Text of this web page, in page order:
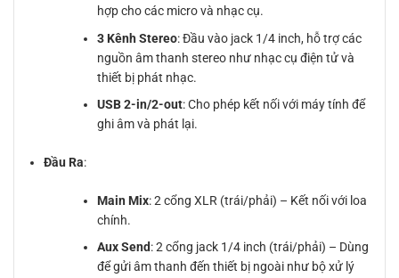
hợp cho các micro và nhạc cụ.
3 Kênh Stereo: Đầu vào jack 1/4 inch, hỗ trợ các
nguồn âm thanh stereo như nhạc cụ điện tử và
thiết bị phát nhạc.
USB 2-in/2-out: Cho phép kết nối với máy tính để
ghi âm và phát lại.
Đầu Ra:
Main Mix: 2 cổng XLR (trái/phải) – Kết nối với loa
chính.
Aux Send: 2 cổng jack 1/4 inch (trái/phải) – Dùng
để gửi âm thanh đến thiết bị ngoài như bộ xử lý